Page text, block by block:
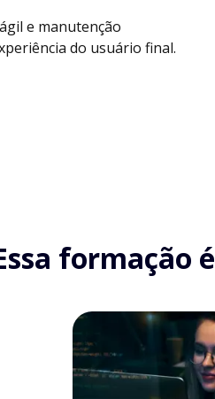
e manutenção
do usuário final.
formação é